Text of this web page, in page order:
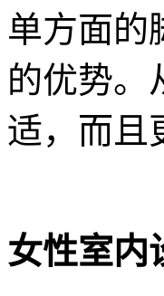
单方面的
的优势。
适，而且
女性室内